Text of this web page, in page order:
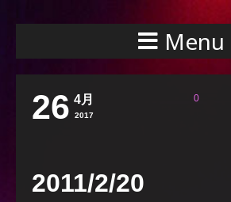
Menu
26 4月
2017
0
2011/2/20